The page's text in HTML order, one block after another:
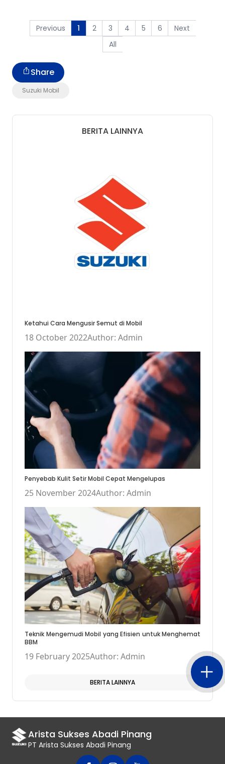
Previous 1 2 3 4 5 6
Next
All
Suzuki Mobil
Share
BERITA LAINNYA
Ketahui Cara Mengusir Semut di Mobil
18 October 2022Author: Admin
Penyebab Kulit Setir Mobil Cepat Mengelupas
25 November 2024Author: Admin
Teknik Mengemudi Mobil yang Efisien untuk Menghemat
BBM
19 February 2025Author: Admin
BERITA LAINNYA
Arista Sukses Abadi Pinang
PT Arista Sukses Abadi Pinang